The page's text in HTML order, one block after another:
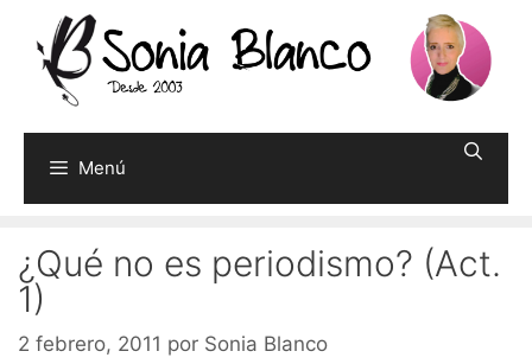
contenido
Menú
¿Qué no es periodismo? (Act.
1)
2 febrero, 2011 por Sonia Blanco